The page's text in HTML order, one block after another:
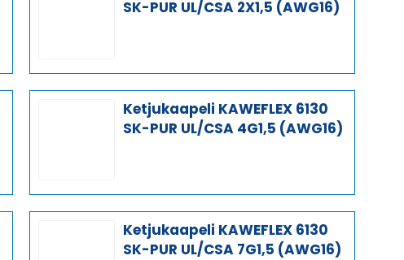
SK-PUR UL/CSA 2X1,5 (AWG16)
Ketjukaapeli KAWEFLEX 6130
SK-PUR UL/CSA 4G1,5 (AWG16)
Ketjukaapeli KAWEFLEX 6130
SK-PUR UL/CSA 7G1,5 (AWG16)